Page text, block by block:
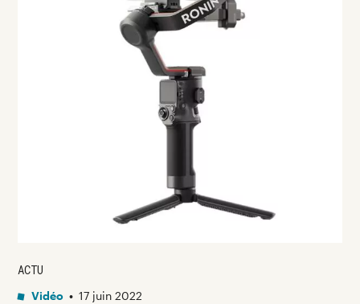
ACTU
Vidéo • 17 juin 2022